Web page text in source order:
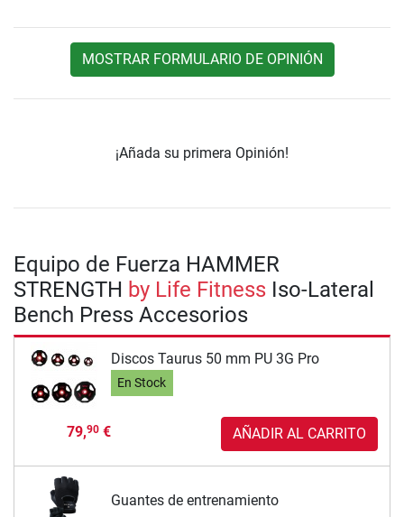
MOSTRAR FORMULARIO DE OPINIÓN
¡Añada su primera Opinión!
Equipo de Fuerza HAMMER
STRENGTH by Life Fitness Iso-Lateral
Bench Press Accesorios
Discos Taurus 50 mm PU 3G Pro
En Stock
79,90€ AÑADIR AL CARRITO
Guantes de entrenamiento